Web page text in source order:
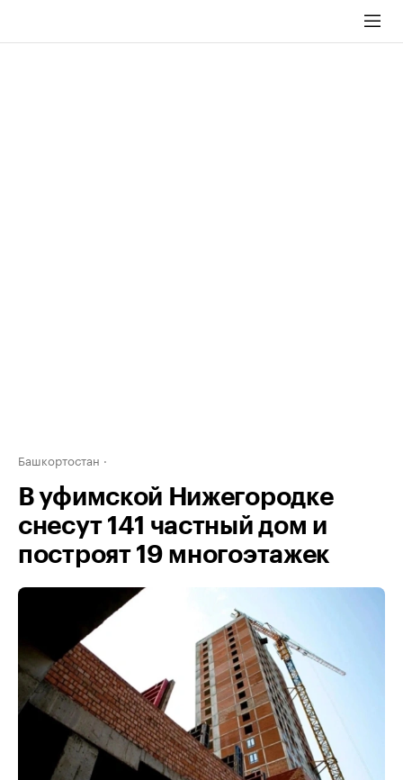
Башкортостан
В уфимской Нижегородке
снесут 141 частный дом и
построят 19 многоэтажек